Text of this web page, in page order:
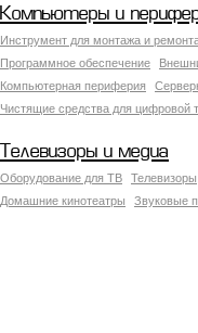
Компьютеры и
Инструмент для монтажа и
Программное обеспечение
Компьютерная периферия
Чистящие средства для цифровой
Телевизоры и медиа
Оборудование для ТВ Телевизоры
Домашние кинотеатры
Звуковые